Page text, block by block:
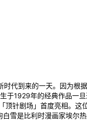
时代到来的一天。因为
于1929年的经典作品一
顶针剧场」首度亮相。
雪是比利时漫画家埃尔热